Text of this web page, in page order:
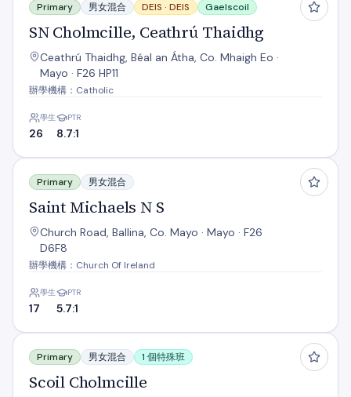
Primary 男女混合 DEIS · DEIS Gaelscoil
SN Cholmcille, Ceathrú Thaidhg
Ceathrú Thaidhg, Béal an Átha, Co. Mhaigh Eo ·
Mayo · F26 HP11
辦學機構：Catholic
學生
26
PTR
8.7:1
Saint Michaels N S
Primary 男女混合
Saint Michaels N S
Church Road, Ballina, Co. Mayo · Mayo · F26
D6F8
辦學機構：Church Of Ireland
學生
17
PTR
5.7:1
Scoil Cholmcille
Primary 男女混合 1 個特殊班
Scoil Cholmcille